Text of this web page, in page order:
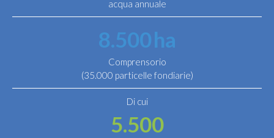
acqua annuale
8.500ha
Comprensorio
(35.000 particelle fondiarie)
Di cui
5.500